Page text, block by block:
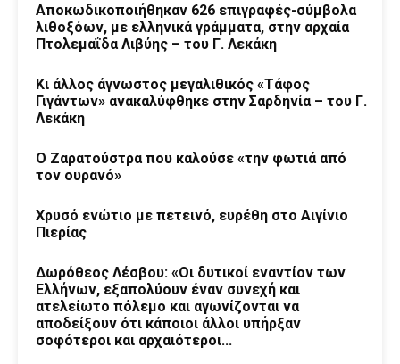
Αποκωδικοποιήθηκαν 626 επιγραφές-σύμβολα
λιθοξόων, με ελληνικά γράμματα, στην αρχαία
Πτολεμαΐδα Λιβύης – του Γ. Λεκάκη
Κι άλλος άγνωστος μεγαλιθικός «Τάφος
Γιγάντων» ανακαλύφθηκε στην Σαρδηνία – του Γ.
Λεκάκη
Ο Ζαρατούστρα που καλούσε «την φωτιά από
τον ουρανό»
Χρυσό ενώτιο με πετεινό, ευρέθη στο Αιγίνιο
Πιερίας
Δωρόθεος Λέσβου: «Οι δυτικοί εναντίον των
Ελλήνων, εξαπολύουν έναν συνεχή και
ατελείωτο πόλεμο και αγωνίζονται να
αποδείξουν ότι κάποιοι άλλοι υπήρξαν
σοφότεροι και αρχαιότεροι...